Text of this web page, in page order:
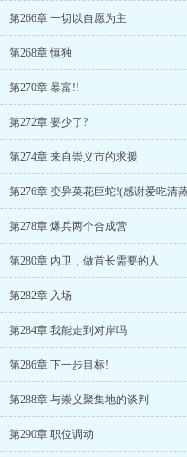
第266章 一切以自愿为主
第268章 慎独
第270章 暴富!!
第272章 要少了?
第274章 来自崇义市的求援
第278章 爆兵两个合成营
第280章 内卫，做首长需要的人
第282章 入场
第284章 我能走到对岸吗
第286章 下一步目标!
第288章 与崇义聚集地的谈判
第290章 职位调动